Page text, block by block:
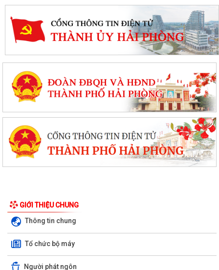
GIỚI THIỆU CHUNG
Thông tin chung
Tổ chức bộ máy
Người phát ngôn